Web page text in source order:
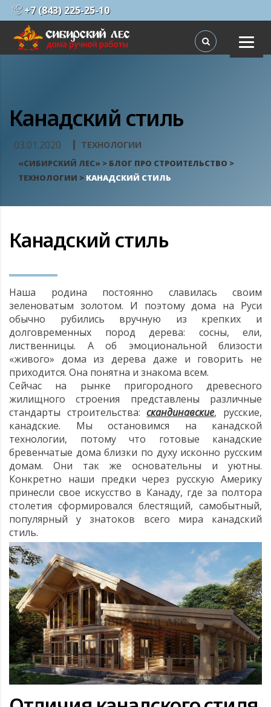
ДОМОВ ИЗ БРЕВНА
ПРОЕКТЫ ДОМОВ ИЗ
БАНИ, БЕСЕДКИ, ГАРАЖИ КОМБИНИРОВАННЫЕ ДОМА
+7 (843) 225-25-10
Канадский стиль
03.01.2020 ТЕХНОЛОГИИ
«СИБИРСКИЙ ЛЕС» > БЛОГ ПРО СТРОИТЕЛЬСТВО >
ТЕХНОЛОГИИ > КАНАДСКИЙ СТИЛЬ
Канадский стиль
Наша родина постоянно славилась своим
зеленоватым золотом. И поэтому дома на Руси
обычно рубились вручную из крепких и
долговременных пород дерева: сосны, ели,
лиственницы. А об эмоциональной близости
«живого» дома из дерева даже и говорить не
приходится. Она понятна и знакома всем.
Сейчас на рынке пригородного древесного
жилищного строения представлены различные
стандарты строительства:скандинавские, русские,
канадские. Мы остановимся на канадской
технологии, потому что готовые канадские
бревенчатые дома близки по духу исконно русским
домам. Они так же основательны и уютны.
Конкретно наши предки через русскую Америку
принесли свое искусство в Канаду, где за полтора
столетия сформировался блестящий, самобытный,
популярный у знатоков всего мира канадский
стиль.